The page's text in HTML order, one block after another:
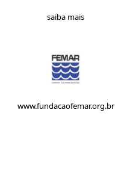
saiba mais
www.fundacaofemar.org.br